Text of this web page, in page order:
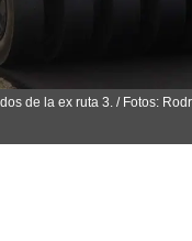
de la ex ruta 3. / Fotos: